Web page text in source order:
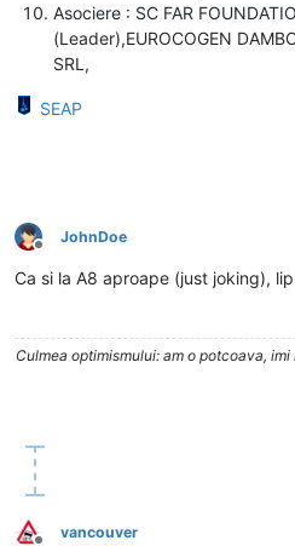
Asociere : SC FAR
(Leader),EUROCOGEN
SRL,
SEAP
Deconectat
JohnDoe
Ca si la A8 aproape (just joking),
Culmea optimismului: am o potcoava,
vancouver